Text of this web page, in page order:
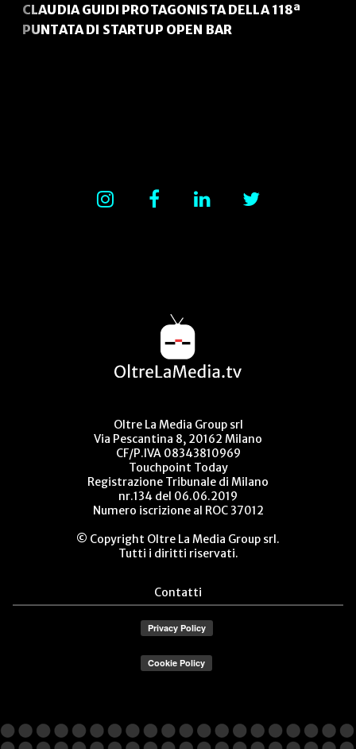
CLAUDIA GUIDI PROTAGONISTA DELLA 118ª
PUNTATA DI STARTUP OPEN BAR
Oltre La Media Group srl
Via Pescantina 8, 20162 Milano
CF/P.IVA 08343810969
Touchpoint Today
Registrazione Tribunale di Milano
nr.134 del 06.06.2019
Numero iscrizione al ROC 37012
© Copyright Oltre La Media Group srl.
Tutti i diritti riservati.
Contatti